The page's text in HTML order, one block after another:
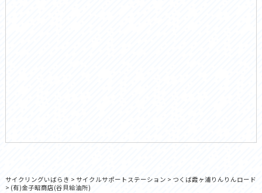
サイクリングいばらき > サイクルサポートステーション > つくば霞ヶ浦りんりんロード
> (有)金子昭商店(谷貝給油所)